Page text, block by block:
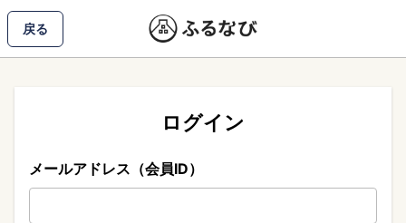
戻る
ログイン
メールアドレス（会員ID）